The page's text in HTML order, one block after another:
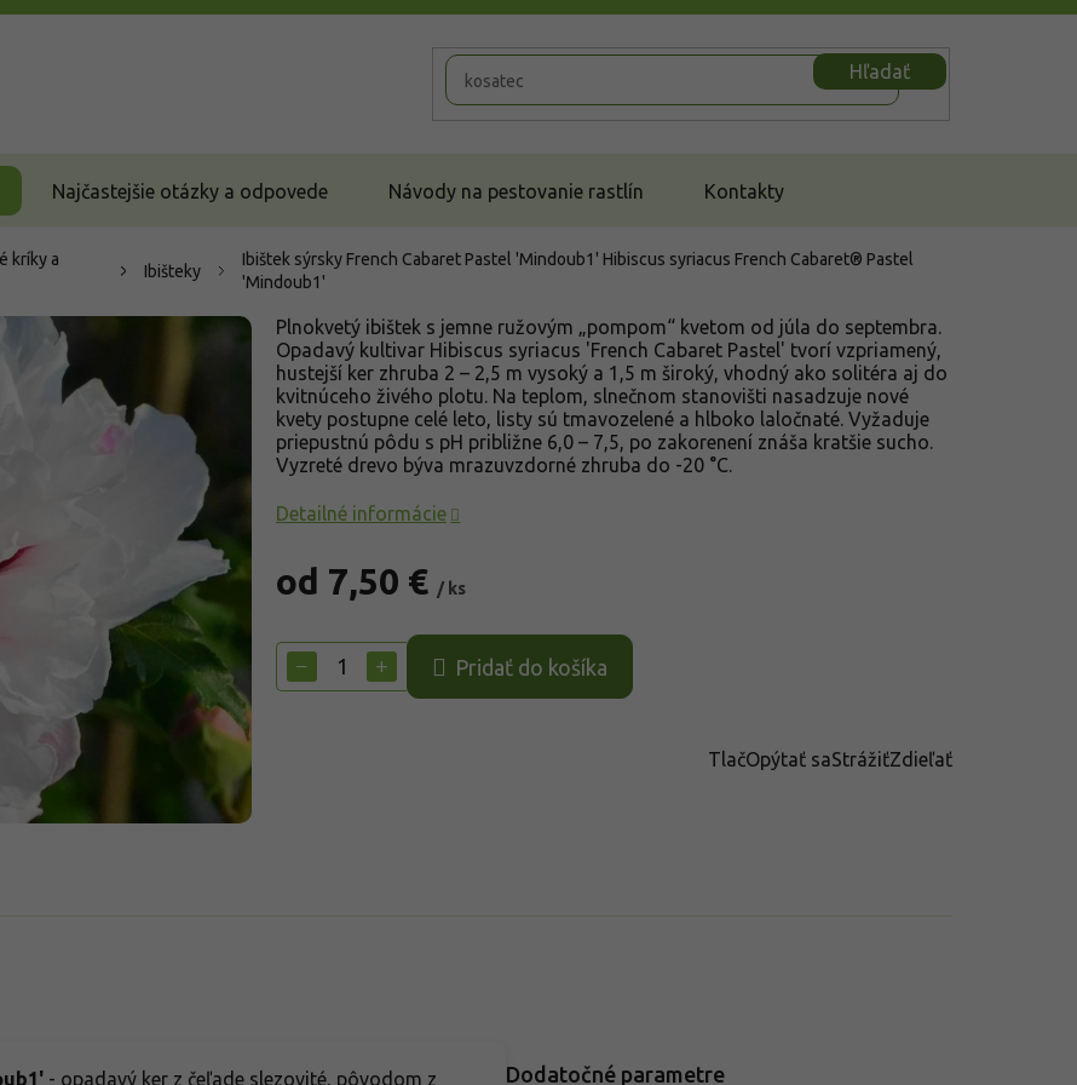
Hľadať
Najčastejšie otázky a odpovede Návody na pestovanie rastlín Kontakty
kríky a
Ibišteky
Ibištek sýrsky French Cabaret Pastel 'Mindoub1' Hibiscus syriacus French Cabaret® Pastel
'Mindoub1'
od 7,50 € / ks
cena:
+
− Pridať do košíka
Plnokvetý ibištek s jemne ružovým „pompom“ kvetom od júla do septembra.
Opadavý kultivar Hibiscus syriacus 'French Cabaret Pastel' tvorí vzpriamený,
hustejší ker zhruba 2 – 2,5 m vysoký a 1,5 m široký, vhodný ako solitéra aj do
kvitnúceho živého plotu. Na teplom, slnečnom stanovišti nasadzuje nové
kvety postupne celé leto, listy sú tmavozelené a hlboko laločnaté. Vyžaduje
priepustnú pôdu s pH približne 6,0 – 7,5, po zakorenení znáša kratšie sucho.
Vyzreté drevo býva mrazuvzdorné zhruba do -20 °C.
Detailné informácie
TlačOpýtať saStrážiťZdieľať
- opadavý ker z čeľade slezovité, pôvodom z
Dodatočné parametre